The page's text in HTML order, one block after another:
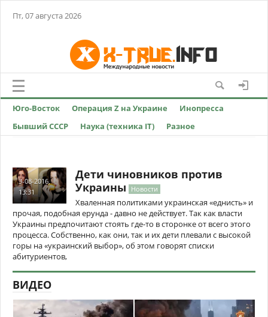
Пт, 07 августа 2026
Юго-Восток Операция Z на Украине
Инопресса
Бывший СССР
Наука (техника IT) Разное
3-08-2016,
13:31
Дети чиновников против
Украины
Новости
Хваленная политиками украинская «еднисть» и
прочая, подобная ерунда - давно не действует. Так как власти
Украины предпочитают стоять где-то в сторонке от всего этого
процесса. Собственно, как они, так и их дети плевали с высокой
горы на «украинский выбор», об этом говорят списки
абитуриентов,
ВИДЕО